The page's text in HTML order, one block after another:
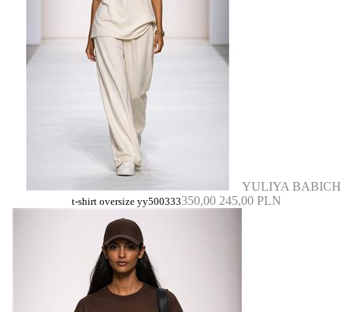
YULIYA BABICH
t-shirt oversize yy500333350,00 245,00 PLN